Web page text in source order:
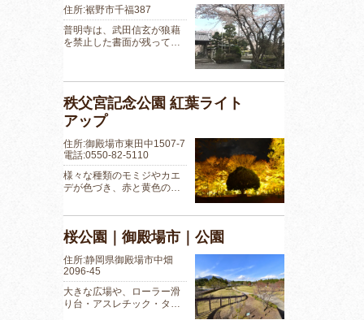
住所:裾野市千福387
普明寺は、武田信玄が狼藉
を禁止した書面が残って…
秩父宮記念公園 紅葉ライト
アップ
住所:御殿場市東田中1507-7
電話:0550-82-5110
様々な種類のモミジやカエ
デが色づき、赤と黄色の…
桜公園｜御殿場市｜公園
住所:静岡県御殿場市中畑
2096-45
大きな広場や、ローラー滑
り台・アスレチック・タ…